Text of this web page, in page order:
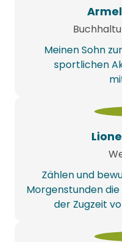
Meinen Sohn
sportlichen
Zählen und
Morgenstunden
der Zugzeit